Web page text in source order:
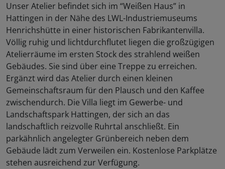
Unser Atelier befindet sich im “Weißen Haus” in
Hattingen in der Nähe des LWL-Industriemuseums
Henrichshütte in einer historischen Fabrikantenvilla.
Völlig ruhig und lichtdurchflutet liegen die großzügigen
Atelierräume im ersten Stock des strahlend weißen
Gebäudes. Sie sind über eine Treppe zu erreichen.
Ergänzt wird das Atelier durch einen kleinen
Gemeinschaftsraum für den Plausch und den Kaffee
zwischendurch. Die Villa liegt im Gewerbe- und
Landschaftspark Hattingen, der sich an das
landschaftlich reizvolle Ruhrtal anschließt. Ein
parkähnlich angelegter Grünbereich neben dem
Gebäude lädt zum Verweilen ein. Kostenlose Parkplätze
stehen ausreichend zur Verfügung.